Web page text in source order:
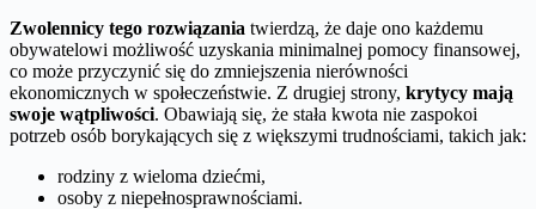
Zwolennicy tego rozwiązania twierdzą, że daje ono każdemu
obywatelowi możliwość uzyskania minimalnej pomocy finansowej,
co może przyczynić się do zmniejszenia nierówności
ekonomicznych w społeczeństwie. Z drugiej strony, krytycy mają
swoje wątpliwości. Obawiają się, że stała kwota nie zaspokoi
potrzeb osób borykających się z większymi trudnościami, takich jak:
rodziny z wieloma dziećmi,
osoby z niepełnosprawnościami.